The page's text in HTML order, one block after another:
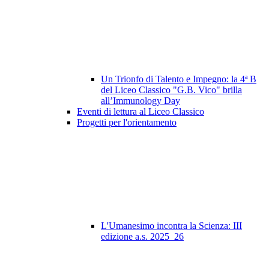
Un Trionfo di Talento e Impegno: la 4ª B
del Liceo Classico "G.B. Vico" brilla
all’Immunology Day
Eventi di lettura al Liceo Classico
Progetti per l'orientamento
L'Umanesimo incontra la Scienza: III
edizione a.s. 2025_26